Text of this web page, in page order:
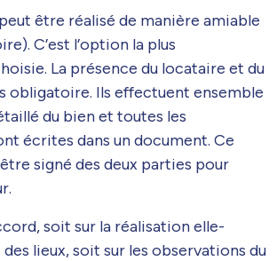
être réalisé de manière amiable
C’est l’option la plus
La présence du locataire et du
obligatoire. Ils effectuent ensemble
du bien et toutes les
écrites dans un document. Ce
signé des deux parties pour
soit sur la réalisation elle-
des lieux, soit sur les observations du